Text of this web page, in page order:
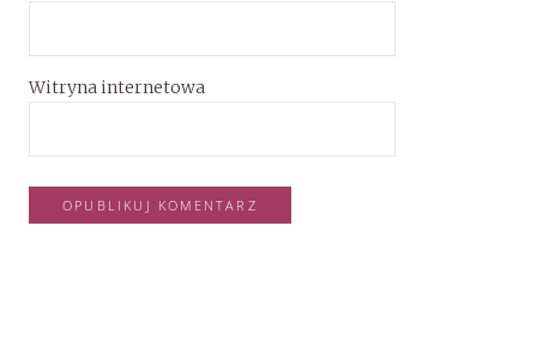
Witryna internetowa